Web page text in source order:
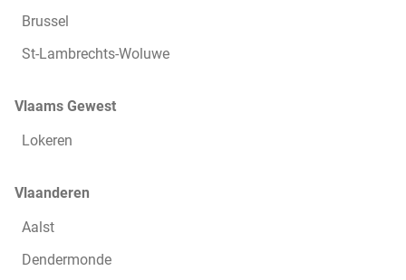
Brussel
St-Lambrechts-Woluwe
Vlaams Gewest
Lokeren
Vlaanderen
Aalst
Dendermonde